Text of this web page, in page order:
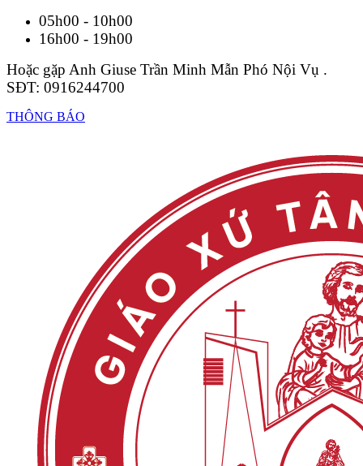
05h00 - 10h00
16h00 - 19h00
Hoặc gặp Anh Giuse Trần Minh Mẫn Phó Nội Vụ .
SĐT: 0916244700
THÔNG BÁO